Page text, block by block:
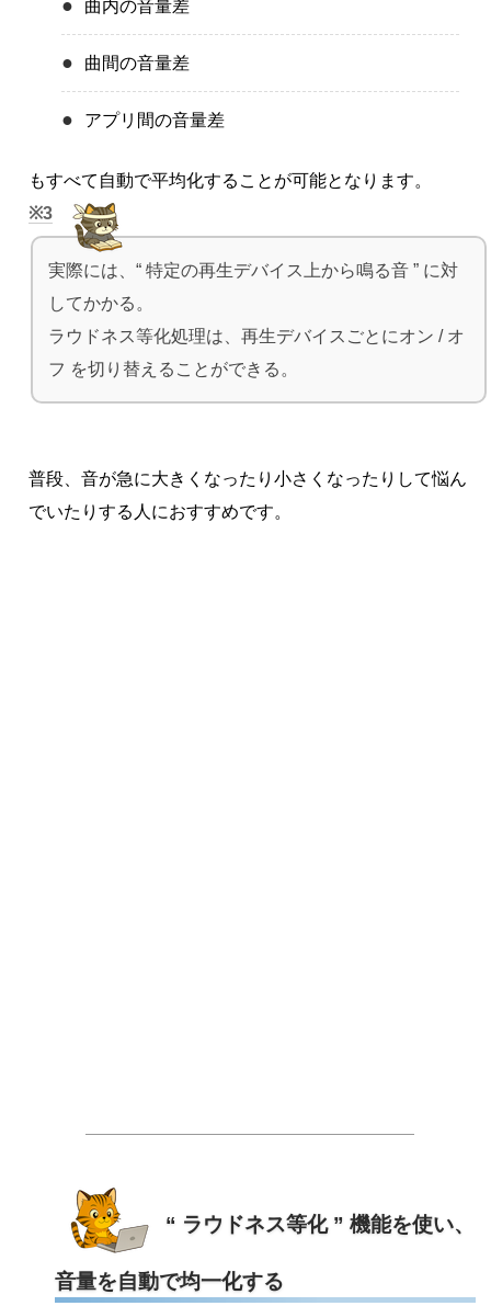
曲内の音量差
曲間の音量差
アプリ間の音量差
もすべて自動で平均化することが可能となります。
3
実際には、“ 特定の再生デバイス上から鳴る音 ” に対
してかかる。
ラウドネス等化処理は、再生デバイスごとにオン / オ
フ を切り替えることができる。
普段、音が急に大きくなったり小さくなったりして悩ん
でいたりする人におすすめです。
“ ラウドネス等化 ” 機能を使い、
音量を自動で均一化する